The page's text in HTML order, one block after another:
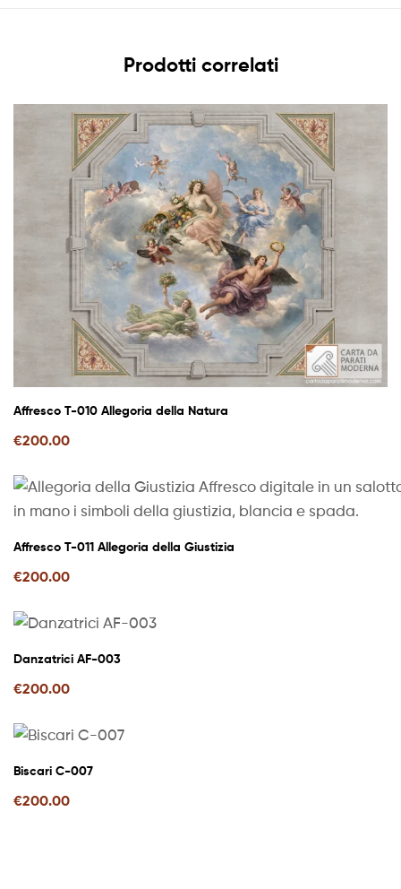
Prodotti correlati
Affresco T-010 Allegoria della Natura
€200.00
Affresco T-011 Allegoria della Giustizia
€200.00
Danzatrici AF-003
€200.00
Biscari C-007
€200.00